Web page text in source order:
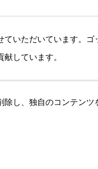
いただいています。ゴ
しています。
除し、独自のコンテンツ